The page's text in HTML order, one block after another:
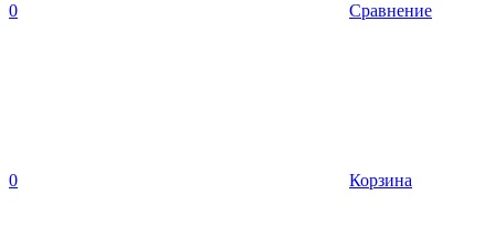
0 Сравнение
0 Корзина